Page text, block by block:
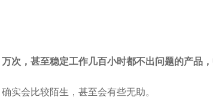
次，甚至稳定工作几百小时都不出问题的产品
实会比较陌生，甚至会有些无助。